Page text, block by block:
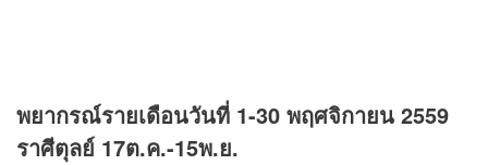
พยากรณ์รายเดือนวันที่ 1-30 พฤศจิกายน 2559
ราศีตุลย์ 17ต.ค.-15พ.ย.